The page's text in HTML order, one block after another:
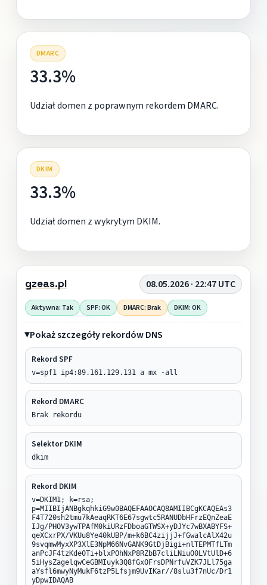
DMARC
33.3%
Udział domen z poprawnym rekordem DMARC.
DKIM
33.3%
Udział domen z wykrytym DKIM.
gzeas.pl 08.05.2026 · 22:47 UTC
Aktywna: Tak SPF: OK DMARC: Brak DKIM: OK
Pokaż szczegóły rekordów DNS
Rekord SPF
v=spf1 ip4:89.161.129.131 a mx -all
Rekord DMARC
Brak rekordu
Selektor DKIM
dkim
Rekord DKIM
v=DKIM1; k=rsa;
p=MIIBIjANBgkqhkiG9w0BAQEFAAOCAQ8AMIIBCgKCAQEAs3
F4T720sh2tmu7kAeaqRKT6E67sgwtc5RANUDbHFrzEQnZeaE
IJg/PHOV3ywTPAfM0kiURzFDboaGTWSX+yDJYc7wBXABYFS+
qeXCxrPX/VKUu8Ye40kUBP/m+k6BC4zijjJ+fGwalcAlX42u
9svqmwMyxXP3XlE3NpM66NvGANK9GtDjBigi+nlTEPMTfLTm
anPcJF4tzKde0Ti+blxPOhNxP8RZbB7cliLNiuO0LVtUlD+6
5iHysZagelqwCeGBMIuyk3Q8fGxOFrsDPNrfuVZK7JLl75ga
aYsfl6mwyNyMukF6tzP5Lfsjm9UvIKar//8slu3f7nUc/Dr1
yDpwIDAQAB